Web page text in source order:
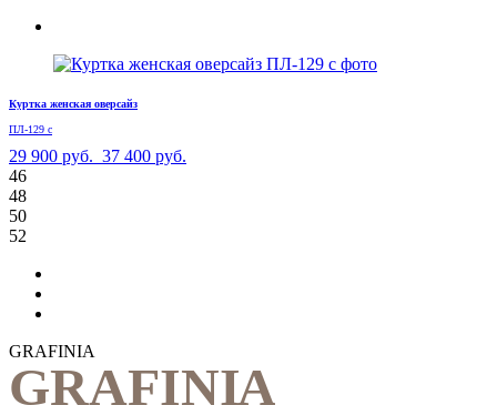
Куртка женская оверсайз
ПЛ-129 с
29 900 руб. 37 400 руб.
46
48
50
52
GRAFINIA